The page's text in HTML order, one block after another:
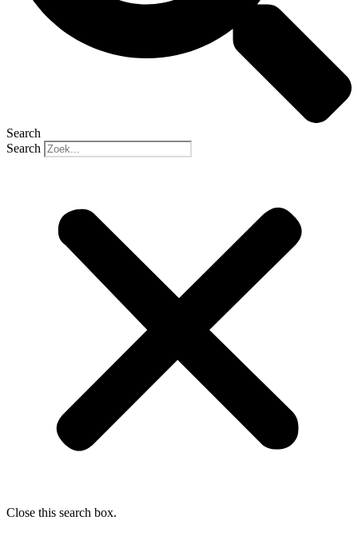
Search
Search
Close this search box.